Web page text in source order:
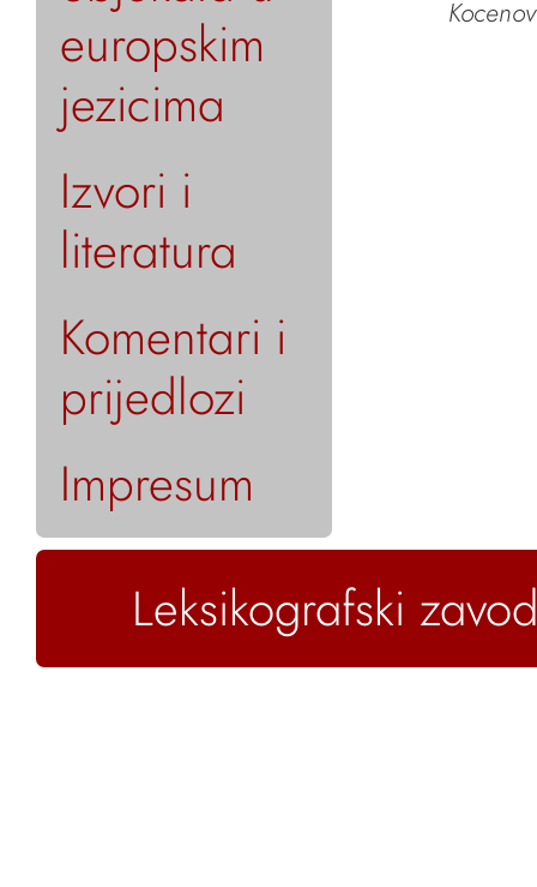
europskim
jezicima
Izvori i
literatura
Komentari i
prijedlozi
Impresum
Leksikografski